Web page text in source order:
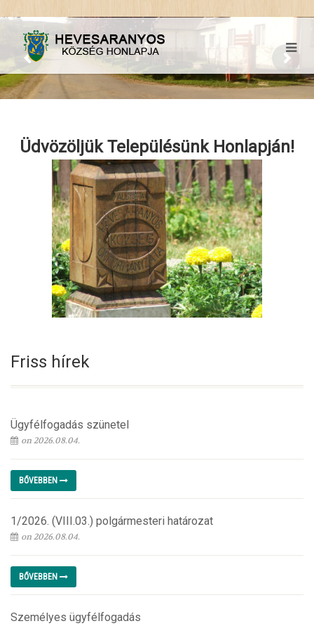
Üdvözöljük Településünk Honlapján!
Friss hírek
Ügyfélfogadás szünetel
on 2026.08.04.
BŐVEBBEN
1/2026. (VIII.03.) polgármesteri határozat
on 2026.08.04.
BŐVEBBEN
Személyes ügyfélfogadás